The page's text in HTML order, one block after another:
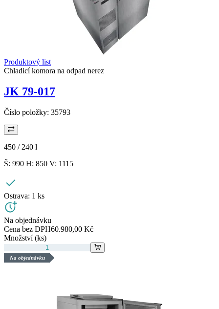
Produktový list
Chladicí komora na odpad nerez
JK 79-017
Číslo položky: 35793
450 / 240 l
Š: 990 H: 850 V: 1115
Ostrava: 1 ks
Na objednávku
Cena bez DPH60.980,00 Kč
Množství (ks)
Na objednávku